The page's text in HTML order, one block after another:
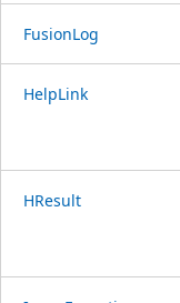
FusionLog
HelpLink
HResult